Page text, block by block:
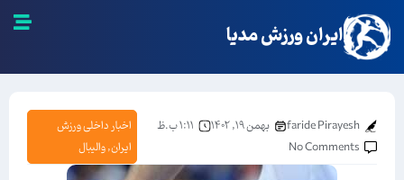
ایران ورزش مدیا
faride Pirayesh بهمن ۱۹, ۱۴۰۲
۱:۱۱ ب.ظ
No Comments
اخبار داخلی ورزش
ایران,والیبال